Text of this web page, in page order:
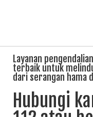
Layanan
terbaik untuk
dari serangan hama
Hubungi